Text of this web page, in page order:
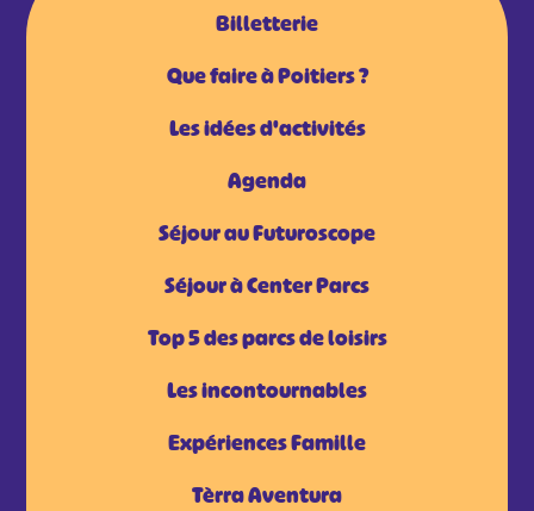
Billetterie
Que faire à Poitiers ?
Les idées d'activités
Agenda
Séjour au Futuroscope
Séjour à Center Parcs
Top 5 des parcs de loisirs
Les incontournables
Expériences Famille
Tèrra Aventura